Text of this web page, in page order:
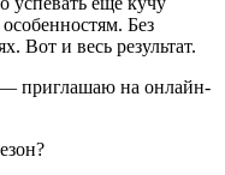
Без
Вот и весь результат.
— приглашаю на онлайн-